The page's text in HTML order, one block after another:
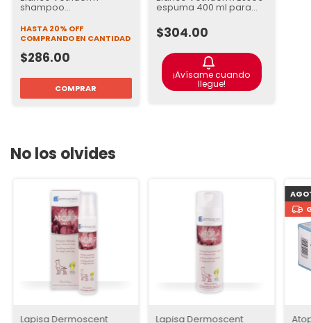
shampoo
Dermatológico 350 ml
para Perros y Gatos
HASTA 20% OFF
COMPRANDO EN CANTIDAD
$286.00
espuma 400 ml para
Perros y Gatos ⭐⭐⭐⭐⭐
$304.00
¡Avísame cuando
llegue!
No los olvides
Lapisa Dermoscent Lapisa Dermoscent